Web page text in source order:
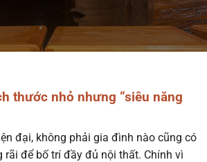
thước nhỏ nhưng “siêu năng
đại, không phải gia đình nào cũng có
rãi để bố trí đầy đủ nội thất. Chính vì